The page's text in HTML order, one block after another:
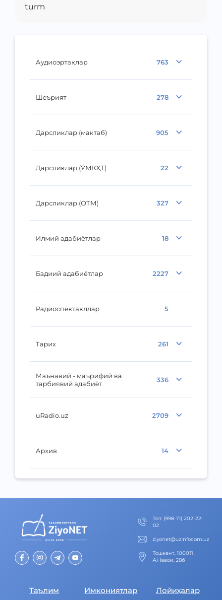
Аудиоэртаклар 763
Шеърият 278
Дарсликлар (мактаб) 905
Дарсликлар (ЎМКҲТ) 22
Дарсликлар (ОТМ) 327
Илмий адабиётлар 18
Бадиий адабиётлар 2227
Радиоспектакллар 5
Тарих 261
Маънавий - маърифий ва
тарбиявий адабиёт
336
uRadio.uz 2709
Архив 14
turm
Тел: (998-71) 202-22-
02
ziyonet@uzinfocom.uz
Тошкент, 100011
А.Навои, 28б
Таълим Имкониятлар Лойиҳалар